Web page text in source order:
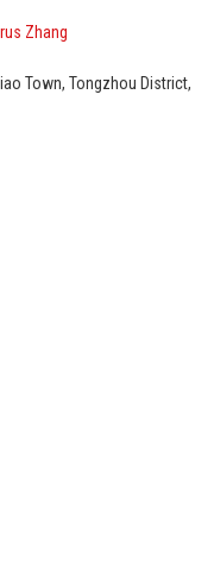
Zhang
Town, Tongzhou District,